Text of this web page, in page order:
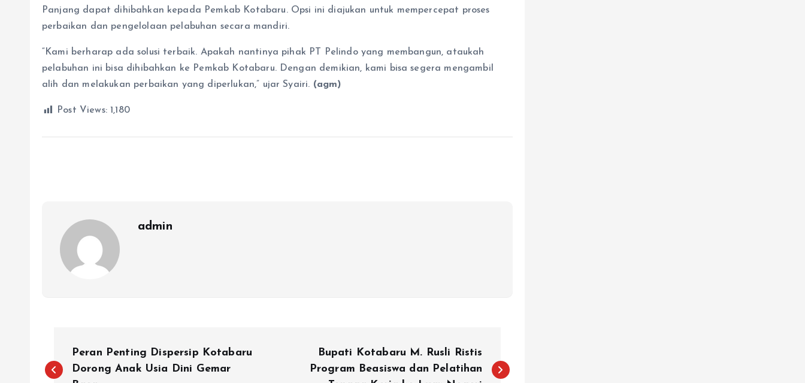
Panjang dapat dihibahkan kepada Pemkab Kotabaru. Opsi ini diajukan untuk mempercepat proses
perbaikan dan pengelolaan pelabuhan secara mandiri.
“Kami berharap ada solusi terbaik. Apakah nantinya pihak PT Pelindo yang membangun, ataukah
pelabuhan ini bisa dihibahkan ke Pemkab Kotabaru. Dengan demikian, kami bisa segera mengambil
alih dan melakukan perbaikan yang diperlukan,” ujar Syairi. (agm)
Post Views: 1,180
admin
a
Peran Penting Dispersip Kotabaru
Dorong Anak Usia Dini Gemar
Bupati Kotabaru M. Rusli Ristis
Program Beasiswa dan Pelatihan